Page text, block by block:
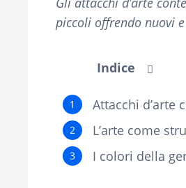
piccoli offrendo nuovi
Indice
Attacchi d’arte
L’arte come
I colori della